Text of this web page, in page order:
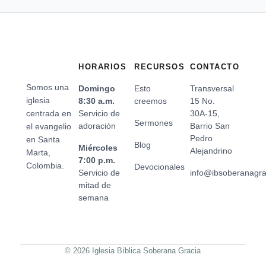
Somos una
iglesia
centrada en
el evangelio
en Santa
Marta,
Colombia.
HORARIOS
Domingo
8:30 a.m.
Servicio de
adoración
Miércoles
7:00 p.m.
Servicio de
mitad de
semana
RECURSOS
Esto
creemos
Sermones
Blog
Devocionales
CONTACTO
Transversal
15 No.
30A-15,
Barrio San
Pedro
Alejandrino
© 2026 Iglesia Bíblica Soberana Gracia